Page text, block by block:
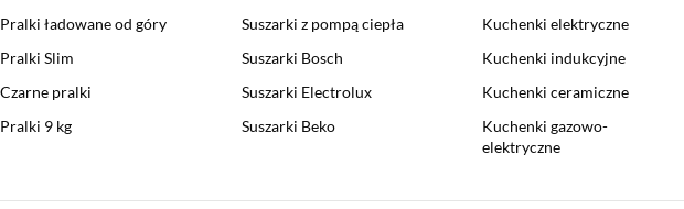
Pralki ładowane od góry
Pralki Slim
Czarne pralki
Pralki 9 kg
Suszarki z pompą ciepła
Suszarki Bosch
Suszarki Electrolux
Suszarki Beko
Kuchenki elektryczne
Kuchenki indukcyjne
Kuchenki ceramiczne
Kuchenki gazowo-
elektryczne